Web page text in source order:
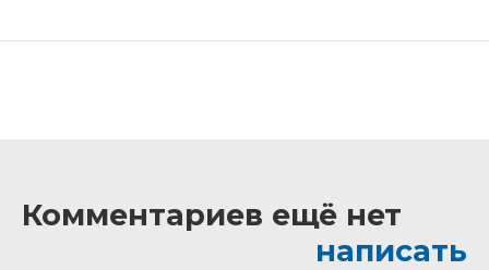
Комментариев ещё нет
написать